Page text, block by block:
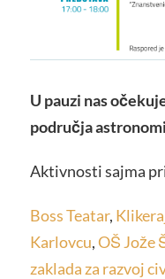
U pauzi nas
područja
Aktivnosti sajma
Boss Teatar,
Karlovcu,OŠ Jože
zaklada za razvoj